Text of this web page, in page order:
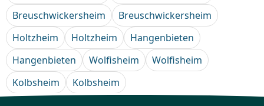
Breuschwickersheim
Breuschwickersheim
Holtzheim
Holtzheim
Hangenbieten
Hangenbieten
Wolfisheim
Wolfisheim
Kolbsheim
Kolbsheim